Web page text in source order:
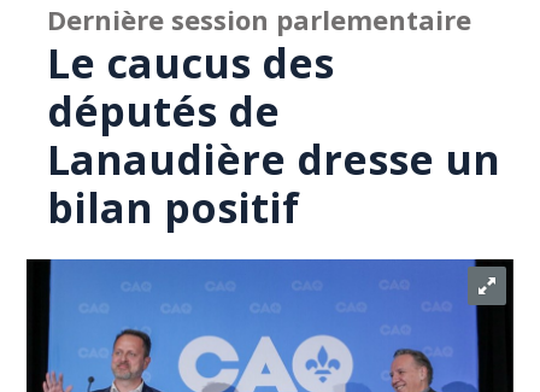
Dernière session parlementaire
Le caucus des
députés de
Lanaudière dresse un
bilan positif